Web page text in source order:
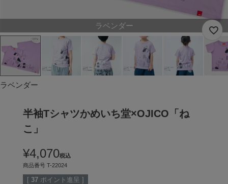
ラベンダー
ラベンダー
半袖Tシャツかめいち堂×OJICO「ね
こ」
¥4,070税込
商品番号 T-22024
[ 37 ポイント進呈 ]